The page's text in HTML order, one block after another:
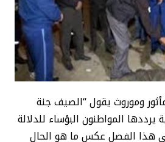
وموروث يقول “الصيف جنة
المواطنون البؤساء للدلالة
الفصل عكس ما هو الحال